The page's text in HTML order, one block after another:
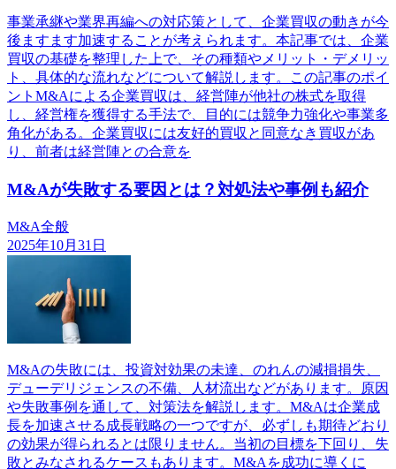
事業承継や業界再編への対応策として、企業買収の動きが今
後ますます加速することが考えられます。本記事では、企業
買収の基礎を整理した上で、その種類やメリット・デメリッ
ト、具体的な流れなどについて解説します。この記事のポイ
ントM&Aによる企業買収は、経営陣が他社の株式を取得
し、経営権を獲得する手法で、目的には競争力強化や事業多
角化がある。企業買収には友好的買収と同意なき買収があ
り、前者は経営陣との合意を
M&Aが失敗する要因とは？対処法や事例も紹介
M&A全般
2025年10月31日
M&Aの失敗には、投資対効果の未達、のれんの減損損失、
デューデリジェンスの不備、人材流出などがあります。原因
や失敗事例を通して、対策法を解説します。M&Aは企業成
長を加速させる成長戦略の一つですが、必ずしも期待どおり
の効果が得られるとは限りません。当初の目標を下回り、失
敗とみなされるケースもあります。M&Aを成功に導くに